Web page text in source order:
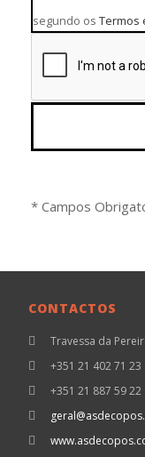
segundo os Termos
CONTACTOS
Travessa da
+351 21 402 71 23
+351 21 887 59 22